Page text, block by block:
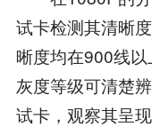
试卡检测其清晰
晰度均在900线
灰度等级可清楚
试卡，观察其呈